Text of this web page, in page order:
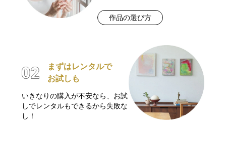
作品の選び方
まずはレンタルで
お試しも
いきなりの購入が不安なら、お試
しでレンタルもできるから失敗な
し！